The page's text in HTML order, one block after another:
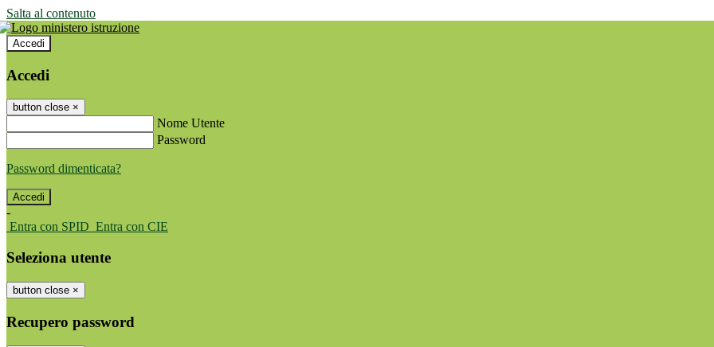
Salta al contenuto
Accedi
Accedi
button close ×
Nome Utente
Password
Password dimenticata?
-
Entra con SPID Entra con CIE
Seleziona utente
button close ×
Recupero password